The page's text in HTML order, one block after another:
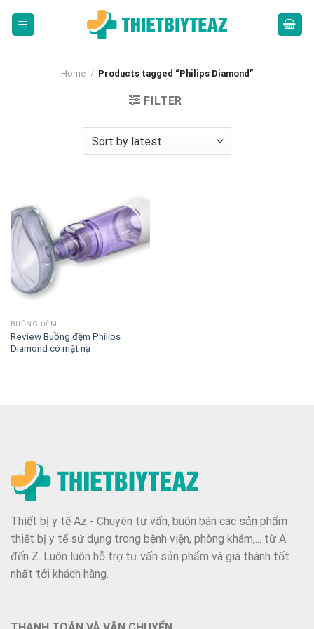
Home / Products tagged “Philips Diamond”
FILTER
BUỒNG ĐỆM
Review Buồng đệm Philips
Diamond có mặt nạ
Thiết bị y tế Az - Chuyên tư vấn, buôn bán các sản phẩm
thiết bị y tế sử dụng trong bệnh viện, phòng khám,... từ A
đến Z. Luôn luôn hỗ trợ tư vấn sản phẩm và giá thành tốt
nhất tới khách hàng.